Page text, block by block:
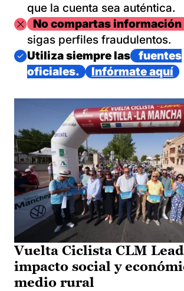
que la cuenta sea auténtica.
ImagenNo compartas información
sigas perfiles fraudulentos.
Imagen
Utiliza siempre las
fuentes
oficiales.
Infórmate aquí
Vuelta Ciclista CLM
impacto social y
medio rural